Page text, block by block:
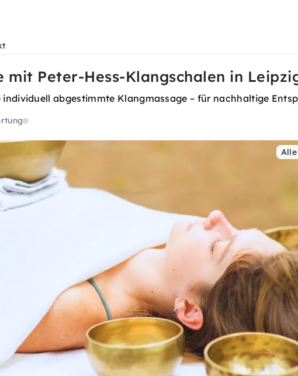
mit Peter-Hess-Klangschalen in
individuell abgestimmte Klangmassage – für nachhaltige